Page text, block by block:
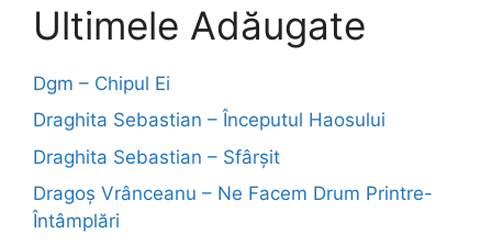
Ultimele Adăugate
Dgm – Chipul Ei
Draghita Sebastian – Începutul Haosului
Draghita Sebastian – Sfârșit
Dragoş Vrânceanu – Ne Facem Drum Printre-
Întâmplări